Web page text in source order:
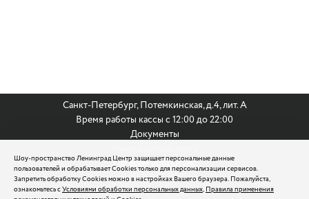
Шоу-пространство Ленинград Центр защищает персональные данные
пользователей и обрабатывает Cookies только для персонализации сервисов.
Запретить обработку Cookies можно в настройках Вашего браузера. Пожалуйста,
ознакомьтесь сУсловиями обработки персональных данных,Правила применения
Санкт-Петербург, Потемкинская, д.4, лит. А
Время работы кассы с 12:00 до 22:00
Документы
По всем вопросам:
8 (812) 242 9999
reservation@leningradcenter.ru